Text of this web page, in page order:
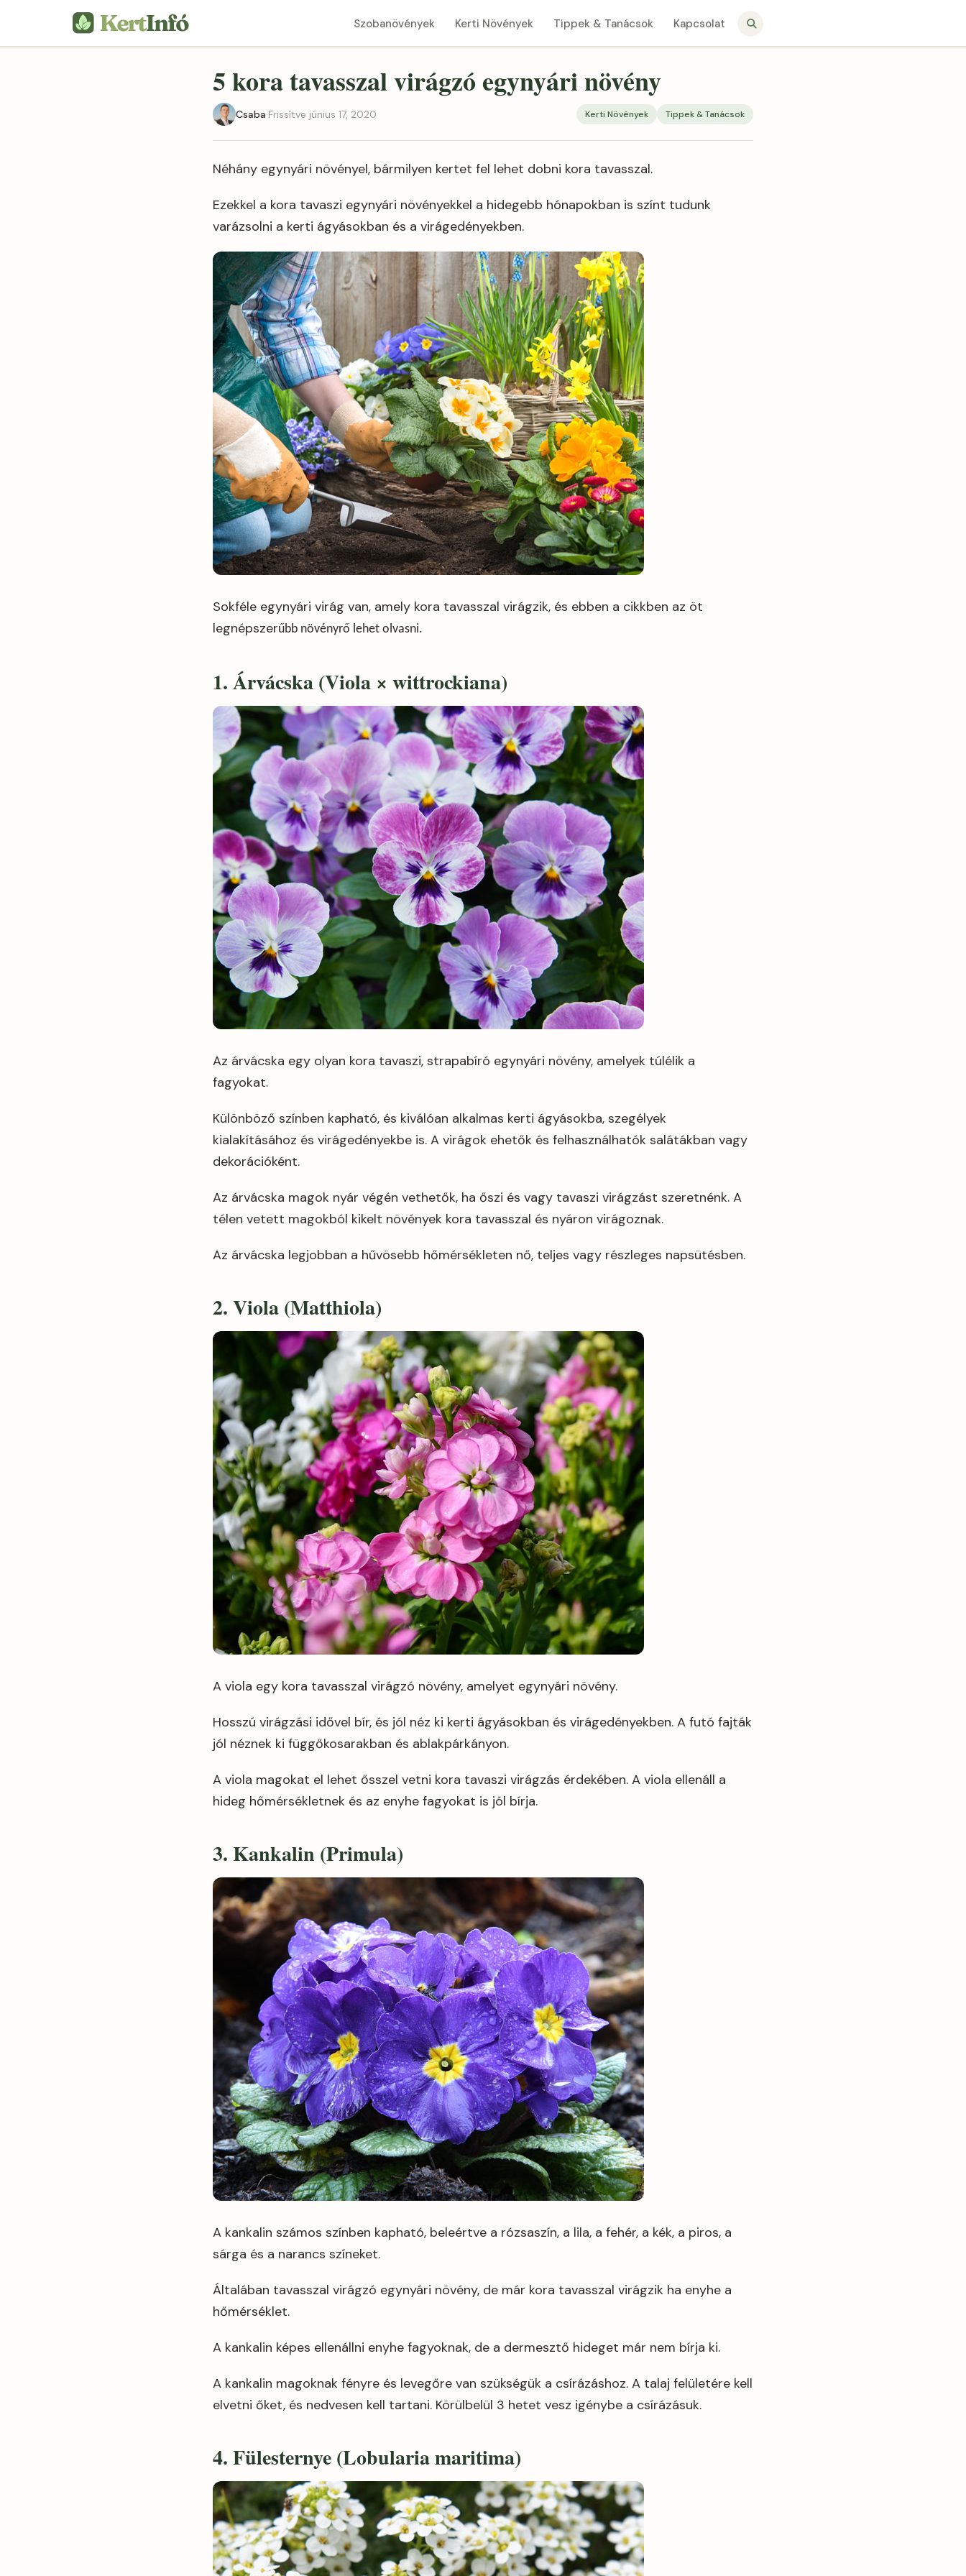
Szobanövények Kerti Növények Tippek & Tanácsok Kapcsolat
5 kora tavasszal virágzó egynyári növény
Csaba·Frissítve június 17, 2020 Kerti Növények Tippek & Tanácsok
Néhány egynyári növényel, bármilyen kertet fel lehet dobni kora tavasszal.
Ezekkel a kora tavaszi egynyári növényekkel a hidegebb hónapokban is színt tudunk
varázsolni a kerti ágyásokban és a virágedényekben.
Sokféle egynyári virág van, amely kora tavasszal virágzik, és ebben a cikkben az öt
legnépszerűbb növényrő lehet olvasni.
1. Árvácska (Viola × wittrockiana)
Az árvácska egy olyan kora tavaszi, strapabíró egynyári növény, amelyek túlélik a
fagyokat.
Különböző színben kapható, és kiválóan alkalmas kerti ágyásokba, szegélyek
kialakításához és virágedényekbe is. A virágok ehetők és felhasználhatók salátákban vagy
dekorációként.
Az árvácska magok nyár végén vethetők, ha őszi és vagy tavaszi virágzást szeretnénk. A
télen vetett magokból kikelt növények kora tavasszal és nyáron virágoznak.
Az árvácska legjobban a hűvösebb hőmérsékleten nő, teljes vagy részleges napsütésben.
2. Viola (Matthiola)
A viola egy kora tavasszal virágzó növény, amelyet egynyári növény.
Hosszú virágzási idővel bír, és jól néz ki kerti ágyásokban és virágedényekben. A futó fajták
jól néznek ki függőkosarakban és ablakpárkányon.
A viola magokat el lehet ősszel vetni kora tavaszi virágzás érdekében. A viola ellenáll a
hideg hőmérsékletnek és az enyhe fagyokat is jól bírja.
3. Kankalin (Primula)
A kankalin számos színben kapható, beleértve a rózsaszín, a lila, a fehér, a kék, a piros, a
sárga és a narancs színeket.
Általában tavasszal virágzó egynyári növény, de már kora tavasszal virágzik ha enyhe a
hőmérséklet.
A kankalin képes ellenállni enyhe fagyoknak, de a dermesztő hideget már nem bírja ki.
A kankalin magoknak fényre és levegőre van szükségük a csírázáshoz. A talaj felületére kell
elvetni őket, és nedvesen kell tartani. Körülbelül 3 hetet vesz igénybe a csírázásuk.
4. Fülesternye (Lobularia maritima)